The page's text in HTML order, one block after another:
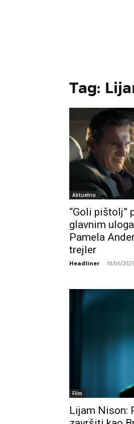
Tag:
Aktuelno
“Goli pištolj”
glavnim
Pamela
trejler
Headliner - 18/06/2025
Film
Lijam Nison: